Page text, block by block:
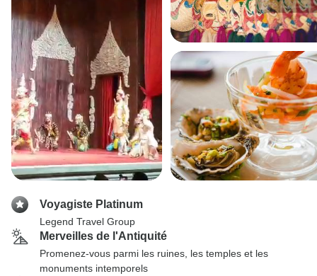
Voyagiste Platinum
Legend Travel Group
Merveilles de l'Antiquité
Promenez-vous parmi les ruines, les temples et les
monuments intemporels